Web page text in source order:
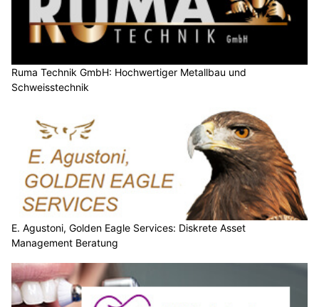
Ruma Technik GmbH: Hochwertiger Metallbau und
Schweisstechnik
E. Agustoni, Golden Eagle Services: Diskrete Asset
Management Beratung